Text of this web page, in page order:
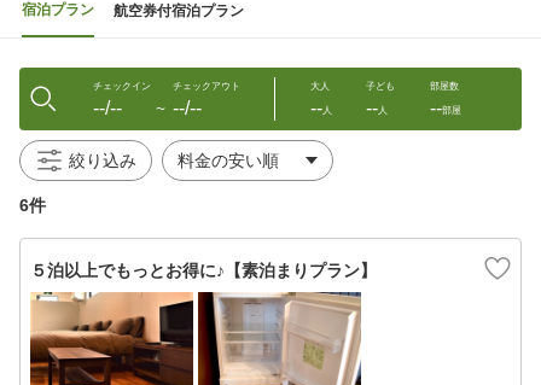
宿泊プラン 航空券付宿泊プラン
チェックイン
--/-- 〜
チェックアウト
--/--
大人
--人
子ども
--人
部屋数
--部屋
絞り込み
6件
５泊以上でもっとお得に♪【素泊まりプラン】